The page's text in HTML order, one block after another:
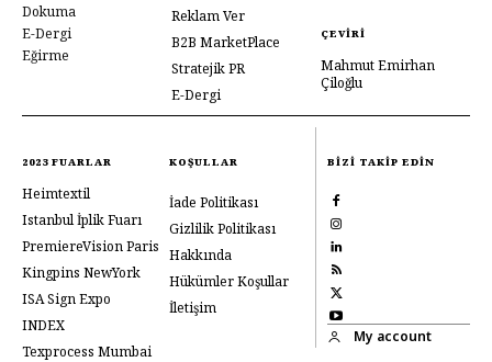
Dokuma
E-Dergi
Eğirme
Reklam Ver
B2B MarketPlace
Stratejik PR
E-Dergi
ÇEVIRI
Mahmut Emirhan
Çiloğlu
2023 FUARLAR
Heimtextil
Istanbul İplik Fuarı
PremiereVision Paris
Kingpins NewYork
ISA Sign Expo
INDEX
Texprocess Mumbai
KOŞULLAR
İade Politikası
Gizlilik Politikası
Hakkında
Hükümler Koşullar
İletişim
BIZI TAKIP EDIN
My account